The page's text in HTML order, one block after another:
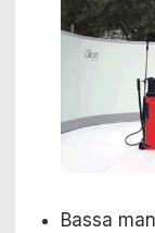
Bassa